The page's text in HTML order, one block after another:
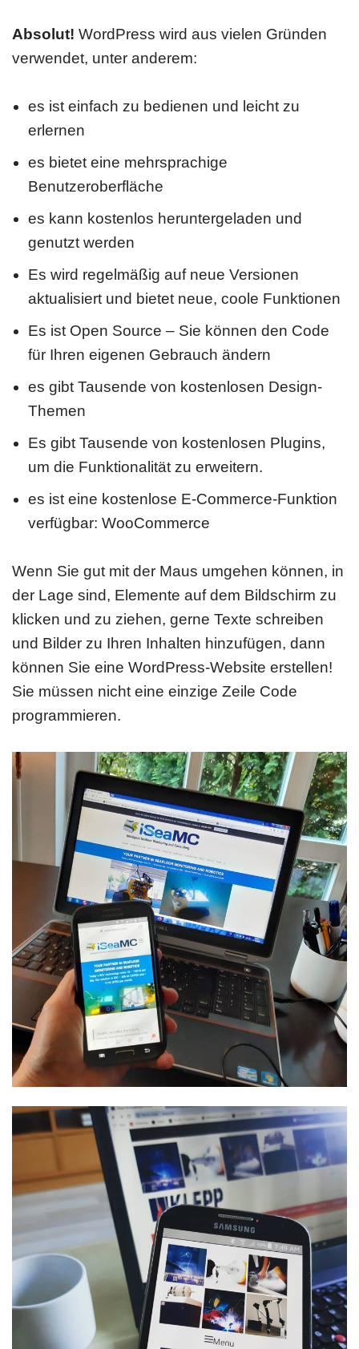
Absolut! WordPress wird aus vielen Gründen
verwendet, unter anderem:
es ist einfach zu bedienen und leicht zu
erlernen
es bietet eine mehrsprachige
Benutzeroberfläche
es kann kostenlos heruntergeladen und
genutzt werden
Es wird regelmäßig auf neue Versionen
aktualisiert und bietet neue, coole Funktionen
Es ist Open Source – Sie können den Code
für Ihren eigenen Gebrauch ändern
es gibt Tausende von kostenlosen Design-
Themen
Es gibt Tausende von kostenlosen Plugins,
um die Funktionalität zu erweitern.
es ist eine kostenlose E-Commerce-Funktion
verfügbar: WooCommerce
Wenn Sie gut mit der Maus umgehen können, in
der Lage sind, Elemente auf dem Bildschirm zu
klicken und zu ziehen, gerne Texte schreiben
und Bilder zu Ihren Inhalten hinzufügen, dann
können Sie eine WordPress-Website erstellen!
Sie müssen nicht eine einzige Zeile Code
programmieren.